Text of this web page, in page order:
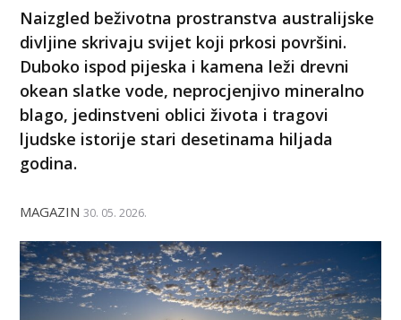
Naizgled beživotna prostranstva australijske
divljine skrivaju svijet koji prkosi površini.
Duboko ispod pijeska i kamena leži drevni
okean slatke vode, neprocjenjivo mineralno
blago, jedinstveni oblici života i tragovi
ljudske istorije stari desetinama hiljada
godina.
MAGAZIN 30. 05. 2026.